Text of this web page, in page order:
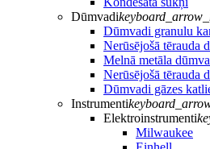
Dūmvadi
Dūmvadi granulu
Nerūsējošā tērauda
Melnā metāla
Nerūsējošā tērauda
Dūmvadi gāzes
Instrumenti
Elektroinstrumenti
Milwaukee